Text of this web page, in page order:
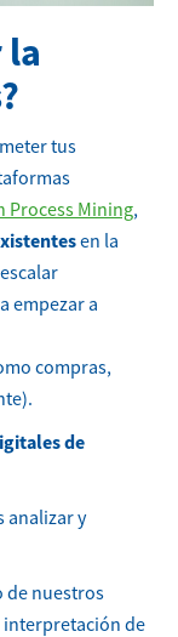
la
tus
Process Mining,
en la
empezar a
compras,
de
analizar y
de nuestros
interpretación de